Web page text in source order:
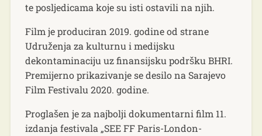
te posljedicama koje su isti ostavili na njih.
Film je produciran 2019. godine od strane
Udruženja za kulturnu i medijsku
dekontaminaciju uz finansijsku podršku BHRI.
Premijerno prikazivanje se desilo na Sarajevo
Film Festivalu 2020. godine.
Proglašen je za najbolji dokumentarni film 11.
izdanja festivala „SEE FF Paris-London-